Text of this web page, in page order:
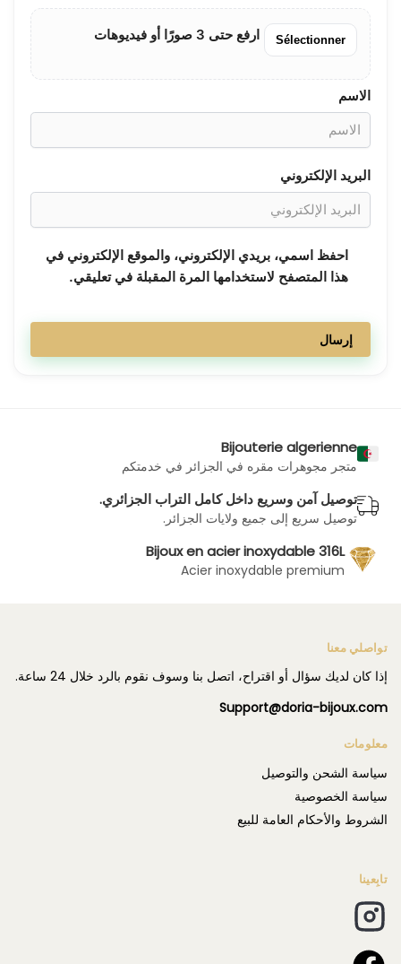
Sélectionner ارفع حتى 3 صورًا أو فيديوهات
الاسم
البريد الإلكتروني
احفظ اسمي، بريدي الإلكتروني، والموقع الإلكتروني في
هذا المتصفح لاستخدامها المرة المقبلة في تعليقي.
Bijouterie algerienne
متجر مجوهرات مقره في الجزائر في خدمتكم
توصيل آمن وسريع داخل كامل التراب الجزائري.
توصيل سريع إلى جميع ولايات الجزائر.
Bijoux en acier inoxydable 316L
Acier inoxydable premium
تواصلي معنا
إذا كان لديك سؤال أو اقتراح، اتصل بنا وسوف نقوم بالرد خلال 24 ساعة.
Support@doria-bijoux.com
معلومات
سياسة الشحن والتوصيل
سياسة الخصوصية
الشروط والأحكام العامة للبيع
تابِعينا